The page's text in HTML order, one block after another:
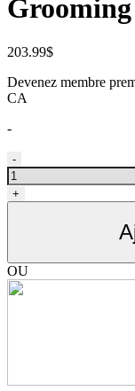
203.99$
Devenez membre
CA
-
quantité
de
Ciseau
de
Grooming
dragon
-
+
OU